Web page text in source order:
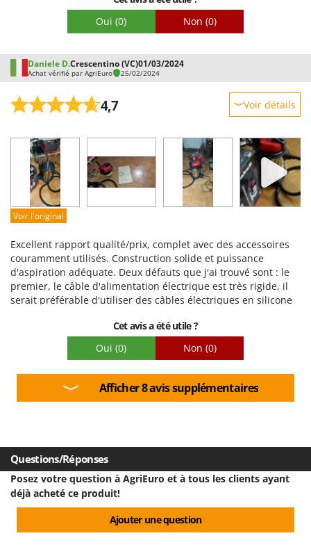
Oui (0) Non (0)
Daniele D.Crescentino (VC)01/03/2024
Achat vérifié par AgriEuro 25/02/2024
4,7 Voir détails
Prestations
Facilité d'utilisation
Qualité / Prix
Facilité de montage
Voir l'original
Excellent rapport qualité/prix, complet avec des accessoires
couramment utilisés. Construction solide et puissance
d'aspiration adéquate. Deux défauts que j'ai trouvé sont : le
premier, le câble d'alimentation électrique est très rigide, il
serait préférable d'utiliser des câbles électriques en silicone
deuxième défaut est que le tuyau d'aspiration, côté
accessoires, ne possède pas de raccord pouvant tourner. Très
utile en cas d'aspiration d'outils électriques.
Cet avis a été utile ?
Oui (0) Non (0)
Afficher 8 avis supplémentaires
Questions/Réponses
Posez votre question à AgriEuro et à tous les clients ayant
déjà acheté ce produit!
Ajouter une question